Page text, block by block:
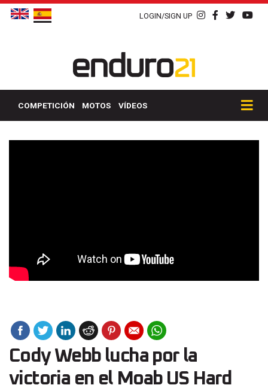
LOGIN/SIGN UP
COMPETICIÓN MOTOS VÍDEOS
Cody Webb lucha por la
victoria en el Moab US Hard